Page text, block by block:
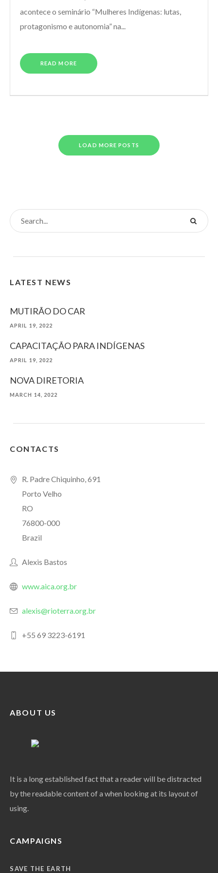
acontece o seminário “Mulheres Indígenas: lutas,
protagonismo e autonomia” na...
READ MORE
LOAD MORE POSTS
LATEST NEWS
MUTIRÃO DO CAR
APRIL 19, 2022
CAPACITAÇÃO PARA INDÍGENAS
APRIL 19, 2022
NOVA DIRETORIA
MARCH 14, 2022
CONTACTS
R. Padre Chiquinho, 691
Porto Velho
RO
76800-000
Brazil
Alexis Bastos
www.aica.org.br
alexis@rioterra.org.br
+55 69 3223-6191
ABOUT US
It is a long established fact that a reader will be distracted
by the readable content of a when looking at its layout of
using.
CAMPAIGNS
SAVE THE EARTH